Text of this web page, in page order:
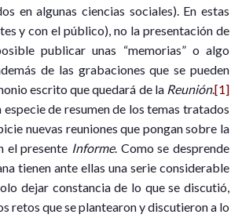
en algunas ciencias sociales). En estas
y con el público), no la presentación de
publicar unas “memorias” o algo
de las grabaciones que se pueden
escrito que quedará de la Reunión.[1]
de resumen de los temas tratados
nuevas reuniones que pongan sobre la
el presente Informe. Como se desprende
tienen ante ellas una serie considerable
dejar constancia de lo que se discutió,
retos que se plantearon y discutieron a lo